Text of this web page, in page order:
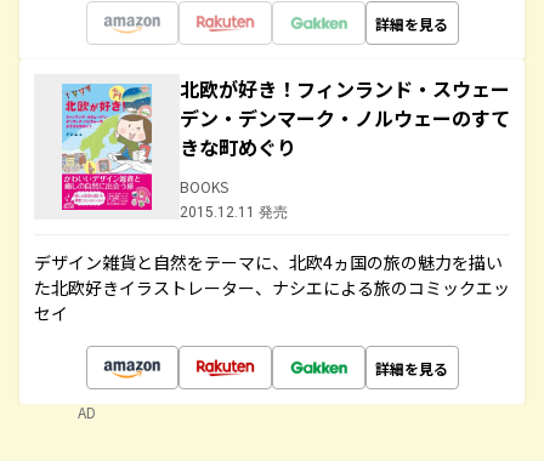
詳細を見る
北欧が好き！フィンランド・スウェー
デン・デンマーク・ノルウェーのすて
きな町めぐり
BOOKS
2015.12.11 発売
デザイン雑貨と自然をテーマに、北欧4ヵ国の旅の魅力を描い
た北欧好きイラストレーター、ナシエによる旅のコミックエッ
セイ
詳細を見る
AD